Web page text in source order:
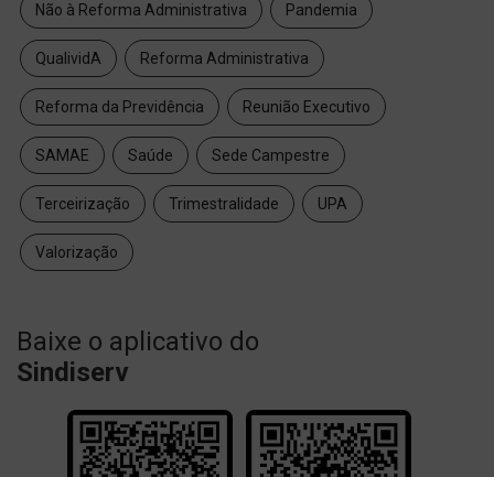
Não à Reforma Administrativa Pandemia
QualividA Reforma Administrativa
Reforma da Previdência Reunião Executivo
SAMAE Saúde Sede Campestre
Terceirização Trimestralidade UPA
Valorização
Baixe o aplicativo do
Sindiserv